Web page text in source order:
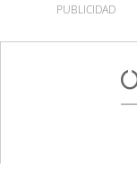
PUBLICIDAD